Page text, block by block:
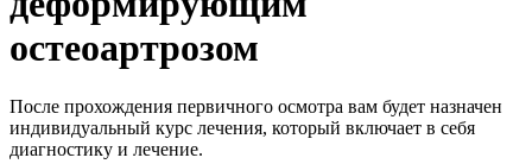
остеоартрозом
После прохождения первичного осмотра вам будет назначен
индивидуальный курс лечения, который включает в себя
диагностику и лечение.